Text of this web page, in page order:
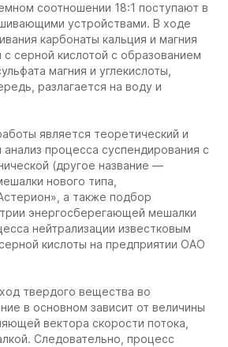
соотношении 18:1 поступают в
устройствами. В ходе
карбонаты кальция и магния
серной кислотой с образованием
магния и углекислоты,
разлагается на воду и
является теоретический и
процесса суспендирования с
(другое название —
нового типа,
а также подбор
энергосберегающей мешалки
нейтрализации известковым
кислоты на предприятии ОАО
твердого вещества во
в основном зависит от величины
вектора скорости потока,
Следовательно, процесс